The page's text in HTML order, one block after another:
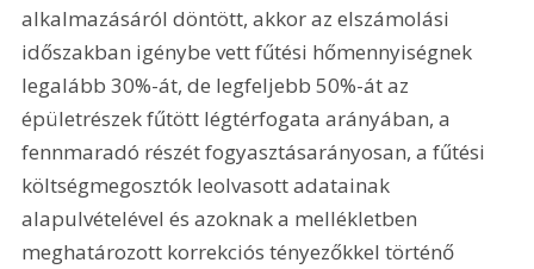
alkalmazásáról döntött, akkor az elszámolási
időszakban igénybe vett fűtési hőmennyiségnek
legalább 30%-át, de legfeljebb 50%-át az
épületrészek fűtött légtérfogata arányában, a
fennmaradó részét fogyasztásarányosan, a fűtési
költségmegosztók leolvasott adatainak
alapulvételével és azoknak a mellékletben
meghatározott korrekciós tényezőkkel történő